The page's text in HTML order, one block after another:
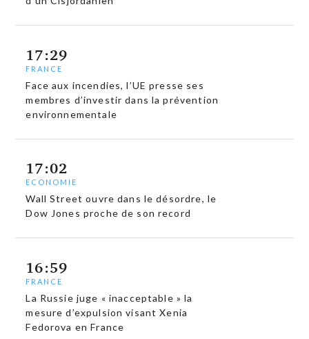
17:29
FRANCE
Face aux incendies, l’UE presse ses
membres d’investir dans la prévention
environnementale
17:02
ECONOMIE
Wall Street ouvre dans le désordre, le
Dow Jones proche de son record
16:59
FRANCE
La Russie juge « inacceptable » la
mesure d’expulsion visant Xenia
Fedorova en France